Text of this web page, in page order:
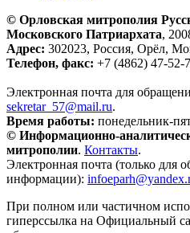
© Орловская митрополия
Московского Патриархата,
Адрес: 302023, Россия, Орёл,
Телефон, факс: +7 (4862) 47-52-
Электронная почта для
sekretar_57@mail.ru.
Время работы: понедельник-
© Информационно-
митрополии. Контакты.
Электронная почта (только для
информации):
При полном или частичном
гиперссылка на Официальный